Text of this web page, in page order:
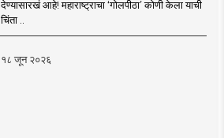
देण्यासारखं आहे! महाराष्ट्राचा ‘गोलपीठा’ कोणी केला याची
चिंता ..
१८ जून २०२६